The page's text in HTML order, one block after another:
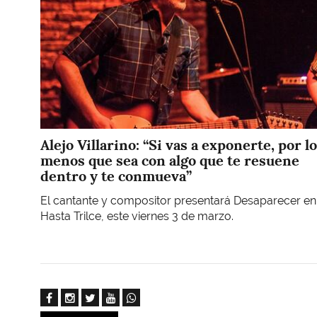
Alejo Villarino: “Si vas a exponerte, por lo
menos que sea con algo que te resuene
dentro y te conmueva”
El cantante y compositor presentará Desaparecer en
Hasta Trilce, este viernes 3 de marzo.